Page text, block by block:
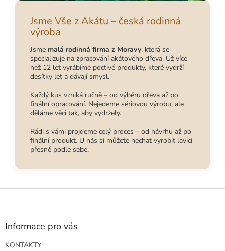
Jsme Vše z Akátu – česká rodinná
výroba
Jsme malá rodinná firma z Moravy, která se
specializuje na zpracování akátového dřeva. Už více
než 12 let vyrábíme poctivé produkty, které vydrží
desítky let a dávají smysl.
Každý kus vzniká ručně – od výběru dřeva až po
finální opracování. Nejedeme sériovou výrobu, ale
děláme věci tak, aby vydržely.
Rádi s vámi projdeme celý proces – od návrhu až po
finální produkt. U nás si můžete nechat vyrobit lavici
přesně podle sebe.
Z
Informace pro vás
KONTAKTY